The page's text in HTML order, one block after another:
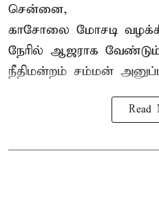
சென்னை,
காசோலை மோசடி
நேரில் ஆஜராக
நீதிமன்றம் சம்மன்
Read